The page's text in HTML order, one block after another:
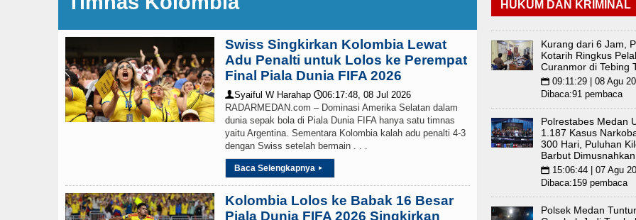
Kapolda Sumut Rombak Puluhan Jabatan Kapolsek, Ini Daftar Lengkapnya
Gubernur Bobby Nasution Minta Kepala Daerah se-Kepulauan Nias
Liverpool vs Monaco Laga Persahabatan di Anfield Minggu 9 Agustus
Gubernur Bobby Nasution Siapkan Rumah Produksi Kelapa di Nias Utara
Ketua GRIB Jaya Labuhanbatu Gelar Turnamen Catur Antar Wartawan,
Kurang dari 6 Jam, Polsek Kotarih Ringkus Pelaku Curanmor di Tebing
Serapan Anggaran Terendah, Inspektorat Soroti Kinerja Kadis
Swiss Singkirkan Kolombia Lewat
Adu Penalti untuk Lolos ke Perempat
Final Piala Dunia FIFA 2026
👤Syaiful W Harahap 🕔06:17:48, 08 Jul 2026
RADARMEDAN.com – Dominasi Amerika Selatan dalam
dunia sepak bola di Piala Dunia FIFA hanya satu timnas
yaitu Argentina. Sementara Kolombia kalah adu penalti 4-3
dengan Swiss setelah bermain . . .
Baca Selengkapnya ▸
Kolombia Lolos ke Babak 16 Besar
Piala Dunia FIFA 2026 Singkirkan
HUKUM DAN KRIMINAL
Kurang dari 6 Jam,
Kotarih Ringkus
Curanmor di Tebing
📅 09:11:29 | 08 Agu
Dibaca:91 pembaca
Polrestabes Medan
1.187 Kasus
300 Hari, Puluhan
Barbut Dimusnahkan
📅 15:06:44 | 07 Agu
Dibaca:159 pembaca
Polsek Medan